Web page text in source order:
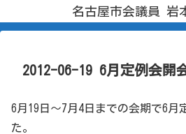
名古屋市会議員 岩
2012-06-19 6月定例会開
6月19日～7月4日までの会期で6月
た。